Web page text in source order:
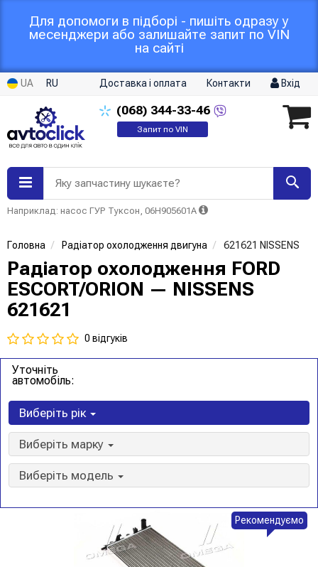
Для допомоги в підборі - пишіть одразу у
месенджери або залишайте запит по VIN
на сайті
UA RU Доставка і оплата Контакти Вхід
(068) 344-33-46
Запит по VIN
Яку запчастину шукаєте?
Наприклад: насос ГУР Туксон, 06H905601A
Головна Радіатор охолодження двигуна 621621 NISSENS
Радіатор охолодження FORD
ESCORT/ORION — NISSENS
621621
0 відгуків
Уточніть
автомобіль:
Виберіть рік
Виберіть марку
Виберіть модель
Рекомендуємо